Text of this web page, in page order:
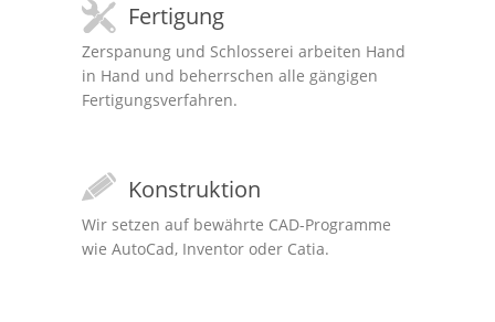
Fertigung
Zerspanung und Schlosserei arbeiten Hand
in Hand und beherrschen alle gängigen
Fertigungsverfahren.
Konstruktion
Wir setzen auf bewährte CAD-Programme
wie AutoCad, Inventor oder Catia.